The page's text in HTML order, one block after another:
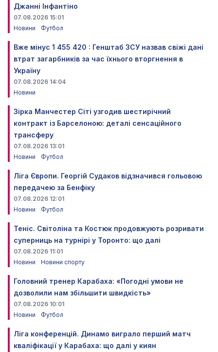
Джанні Інфантіно
07.08.2026 15:01
Новини
Футбол
Вже мінус 1 455 420 : Генштаб ЗСУ назвав свіжі дані
втрат загарбників за час їхнього вторгнення в
Україну
07.08.2026 14:04
Новини
Зірка Манчестер Сіті узгодив шестирічний
контракт із Барселоною: деталі сенсаційного
трансферу
07.08.2026 13:01
Новини
Футбол
Ліга Європи. Георгій Судаков відзначився гольовою
передачею за Бенфіку
07.08.2026 12:01
Новини
Футбол
Теніс. Світоліна та Костюк продовжують розривати
суперниць на турнірі у Торонто: що далі
07.08.2026 11:01
Новини
Новини спорту
Головний тренер Карабаха: «Погодні умови не
дозволили нам збільшити швидкість»
07.08.2026 10:01
Новини
Футбол
Ліга конференцій. Динамо виграло перший матч
кваліфікації у Карабаха: що далі у киян